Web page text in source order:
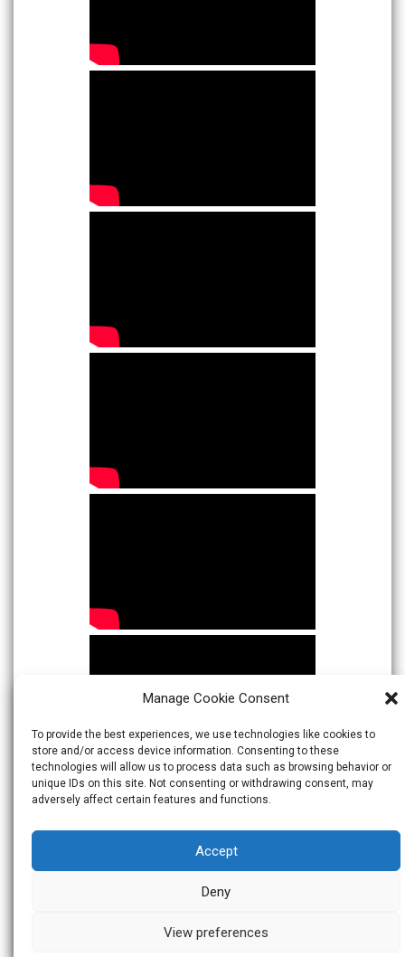
Manage Cookie Consent
To provide the best experiences, we use technologies like cookies to
store and/or access device information. Consenting to these
technologies will allow us to process data such as browsing behavior or
unique IDs on this site. Not consenting or withdrawing consent, may
adversely affect certain features and functions.
Accept
Deny
View preferences